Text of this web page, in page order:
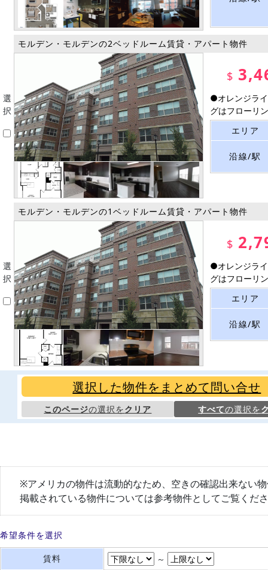
選
択
モルデン・モルデンの2ベッドルーム賃貸・アパート物件
$
●オレンジラ
グはフローリ
エリア
沿線/駅
選
択
モルデン・モルデンの1ベッドルーム賃貸・アパート物件
$
●オレンジラ
グはフローリ
エリア
沿線/駅
選択した物件をまとめて問い合せ
このページの選択をクリア すべての選択を
※アメリカの物件は流動的なため、空きの確認出来ない
掲載されている物件については参考物件としてご覧くだ
希望条件を選択
賃料 ～